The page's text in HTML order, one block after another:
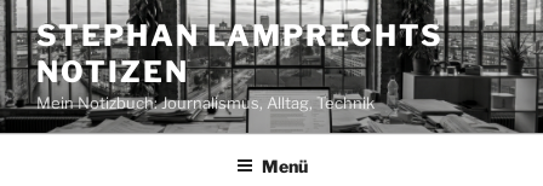
Zum
Inhalt
springen
STEPHAN LAMPRECHTS
NOTIZEN
Mein Notizbuch: Journalismus, Alltag, Technik
Menü